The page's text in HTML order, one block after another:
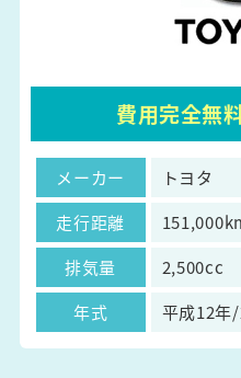
費用完全無
メーカー
トヨタ
走行距離
排気量
2,500cc
年式
平成12年